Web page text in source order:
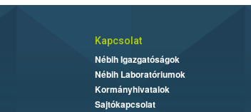
Kapcsolat
Nébih Igazgatóságok
Nébih Laboratóriumok
Kormányhivatalok
Sajtókapcsolat